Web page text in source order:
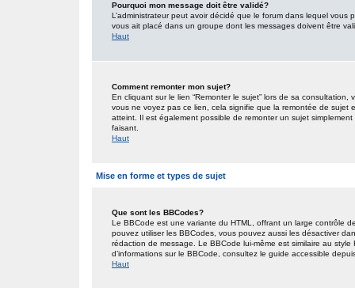
Pourquoi mon message doit être validé?
L’administrateur peut avoir décidé que le forum dans lequel
vous ait placé dans un groupe dont les messages doivent être
Haut
Comment remonter mon sujet?
En cliquant sur le lien “Remonter le sujet” lors de sa consultation,
vous ne voyez pas ce lien, cela signifie que la remontée de sujet
atteint. Il est également possible de remonter un sujet
faisant.
Haut
Mise en forme et types de sujet
Que sont les BBCodes?
Le BBCode est une variante du HTML, offrant un large contrôle
pouvez utiliser les BBCodes, vous pouvez aussi les désactiver
rédaction de message. Le BBCode lui-même est similaire au
d’informations sur le BBCode, consultez le guide accessible
Haut